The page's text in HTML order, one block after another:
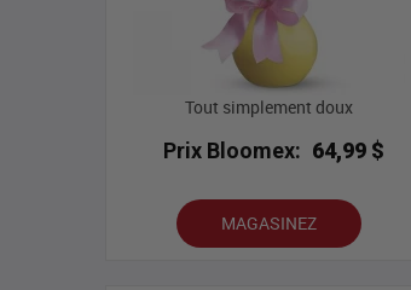
Tout simplement doux
Prix Bloomex: 64,99 $
MAGASINEZ